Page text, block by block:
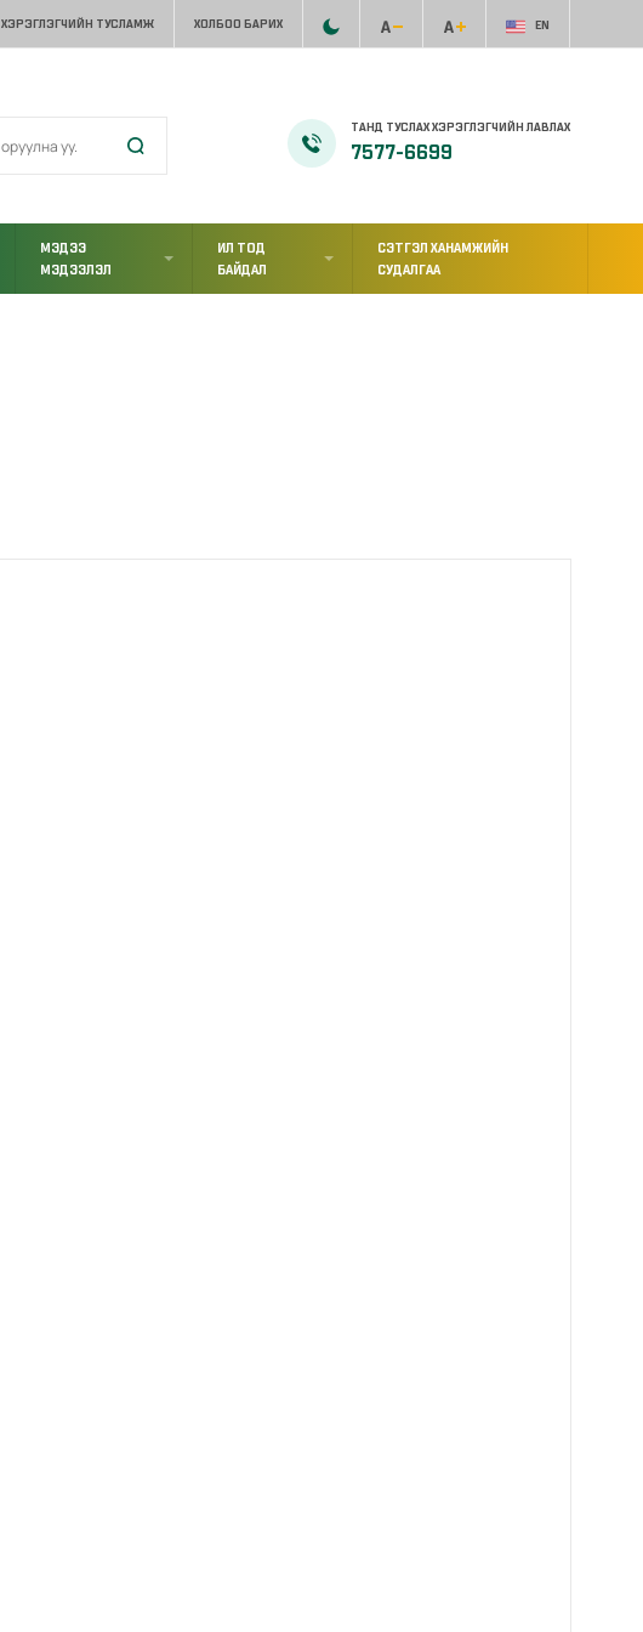
ХЭРЭГЛЭГЧИЙН ТУСЛАМЖ ХОЛБОО БАРИХ EN
ТАНД ТУСЛАХ ХЭРЭГЛЭГЧИЙН ЛАВЛАХ
7577-6699
МЭДЭЭ
МЭДЭЭЛЭЛ
ИЛ ТОД
БАЙДАЛ
СЭТГЭЛ ХАНАМЖИЙН
СУДАЛГАА